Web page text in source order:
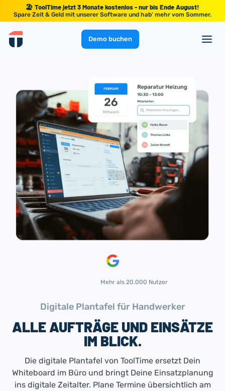
🏖️ ToolTime jetzt 3 Monate kostenlos - nur bis Ende August!
Spare Zeit & Geld mit unserer Software und hab' mehr vom Sommer.
Demo buchen
Digitale Plantafel für Handwerker
ALLE AUFTRÄGE UND EINSÄTZE
IM BLICK.
Die digitale Plantafel von ToolTime ersetzt Dein
Whiteboard im Büro und bringt Deine Einsatzplanung
ins digitale Zeitalter. Plane Termine übersichtlich am
Mehr als 20.000 Nutzer